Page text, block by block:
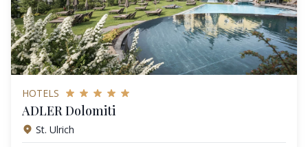
HOTELS
ADLER Dolomiti
St. Ulrich